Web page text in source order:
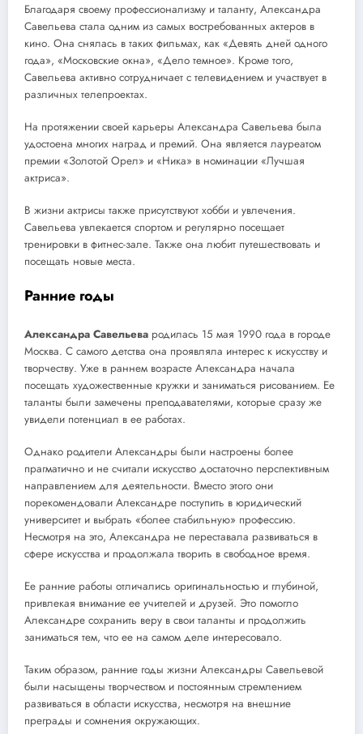
Благодаря своему профессионализму и таланту, Александра
Савельева стала одним из самых востребованных актеров в
кино. Она снялась в таких фильмах, как «Девять дней одного
года», «Московские окна», «Дело темное». Кроме того,
Савельева активно сотрудничает с телевидением и участвует в
различных телепроектах.
На протяжении своей карьеры Александра Савельева была
удостоена многих наград и премий. Она является лауреатом
премии «Золотой Орел» и «Ника» в номинации «Лучшая
актриса».
В жизни актрисы также присутствуют хобби и увлечения.
Савельева увлекается спортом и регулярно посещает
тренировки в фитнес-зале. Также она любит путешествовать и
посещать новые места.
Ранние годы
Александра Савельева родилась 15 мая 1990 года в городе
Москва. С самого детства она проявляла интерес к искусству и
творчеству. Уже в раннем возрасте Александра начала
посещать художественные кружки и заниматься рисованием. Ее
таланты были замечены преподавателями, которые сразу же
увидели потенциал в ее работах.
Однако родители Александры были настроены более
прагматично и не считали искусство достаточно перспективным
направлением для деятельности. Вместо этого они
порекомендовали Александре поступить в юридический
университет и выбрать «более стабильную» профессию.
Несмотря на это, Александра не переставала развиваться в
сфере искусства и продолжала творить в свободное время.
Ее ранние работы отличались оригинальностью и глубиной,
привлекая внимание ее учителей и друзей. Это помогло
Александре сохранить веру в свои таланты и продолжить
заниматься тем, что ее на самом деле интересовало.
Таким образом, ранние годы жизни Александры Савельевой
были насыщены творчеством и постоянным стремлением
развиваться в области искусства, несмотря на внешние
преграды и сомнения окружающих.